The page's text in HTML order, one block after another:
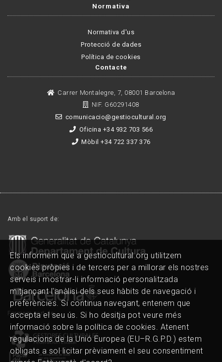
Normativa
Normativa d'us
Protecció de dades
Política de cookies
Contacte
Carrer Montalegre, 7, 08001 Barcelona
NIF. G60291408
comunicacio@gestiocultural.org
Oficina +34 932 703 566
Mòbil +34 722 337 376
Amb el suport de:
Formem part de:
Els informem que a gestiocultural.org utilitzem
cookies pròpies i de tercers per a millorar els nostres
serveis i mostrar-li informació personalitzada
mitjançant l'anàlisi dels seus hàbits de navegació i
preferències. Si continua navegant, entenem que
accepta el seu ús. Si ho desitja pot veure més
informació sobre la política de cookies. Atenent
regulacions de la Unió Europea (EU–R.G.P.D.) estem
obligats a sol·licitar prèviament el seu consentiment